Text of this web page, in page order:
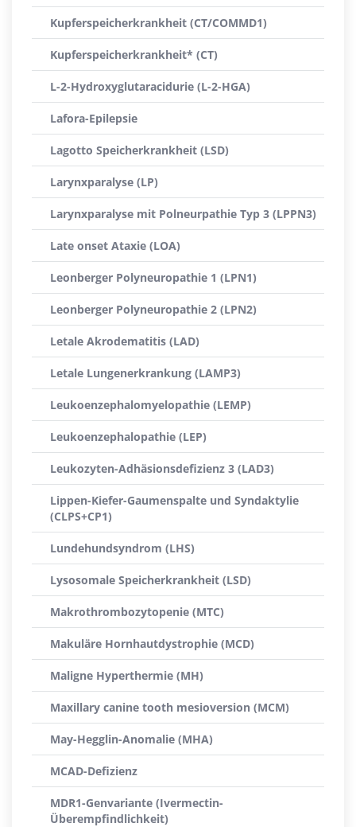
Kupferspeicherkrankheit (CT/COMMD1)
Kupferspeicherkrankheit* (CT)
L-2-Hydroxyglutaracidurie (L-2-HGA)
Lafora-Epilepsie
Lagotto Speicherkrankheit (LSD)
Larynxparalyse (LP)
Larynxparalyse mit Polneurpathie Typ 3 (LPPN3)
Late onset Ataxie (LOA)
Leonberger Polyneuropathie 1 (LPN1)
Leonberger Polyneuropathie 2 (LPN2)
Letale Akrodematitis (LAD)
Letale Lungenerkrankung (LAMP3)
Leukoenzephalomyelopathie (LEMP)
Leukoenzephalopathie (LEP)
Leukozyten-Adhäsionsdefizienz 3 (LAD3)
Lippen-Kiefer-Gaumenspalte und Syndaktylie
(CLPS+CP1)
Lundehundsyndrom (LHS)
Lysosomale Speicherkrankheit (LSD)
Makrothrombozytopenie (MTC)
Makuläre Hornhautdystrophie (MCD)
Maligne Hyperthermie (MH)
Maxillary canine tooth mesioversion (MCM)
May-Hegglin-Anomalie (MHA)
MCAD-Defizienz
MDR1-Genvariante (Ivermectin-
Überempfindlichkeit)